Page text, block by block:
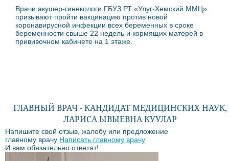
Врачи акушер-гинекологи ГБУЗ РТ «Улуг-Хемский ММЦ»
призывают пройти вакцинацию против новой
коронавирусной инфекции всех беременных в сроке
беременности свыше 22 недель и кормящих матерей в
прививочном кабинете на 1 этаже.
ГЛАВНЫЙ ВРАЧ - КАНДИДАТ МЕДИЦИНСКИХ НАУК,
ЛАРИСА ЫВЫЕВНА КУУЛАР
Напишите свой отзыв, жалобу или предложение
главному врачу Написать главному врачу
И вам обязательно ответят!